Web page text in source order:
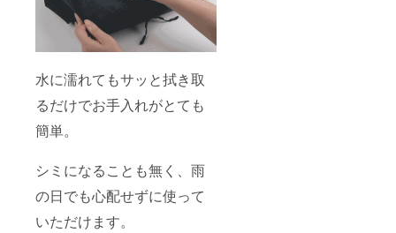
水に濡れてもサッと拭き取
るだけでお手入れがとても
簡単。
シミになることも無く、雨
の日でも心配せずに使って
いただけます。